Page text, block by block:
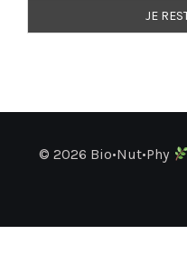
© 2026 Bio•Nut•Phy